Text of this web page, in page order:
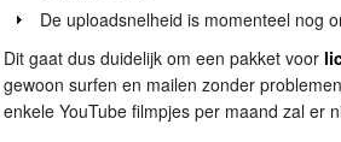
De uploadsnelheid is momenteel nog
Dit gaat dus duidelijk om een pakket voor
gewoon surfen en mailen zonder
enkele YouTube filmpjes per maand zal er